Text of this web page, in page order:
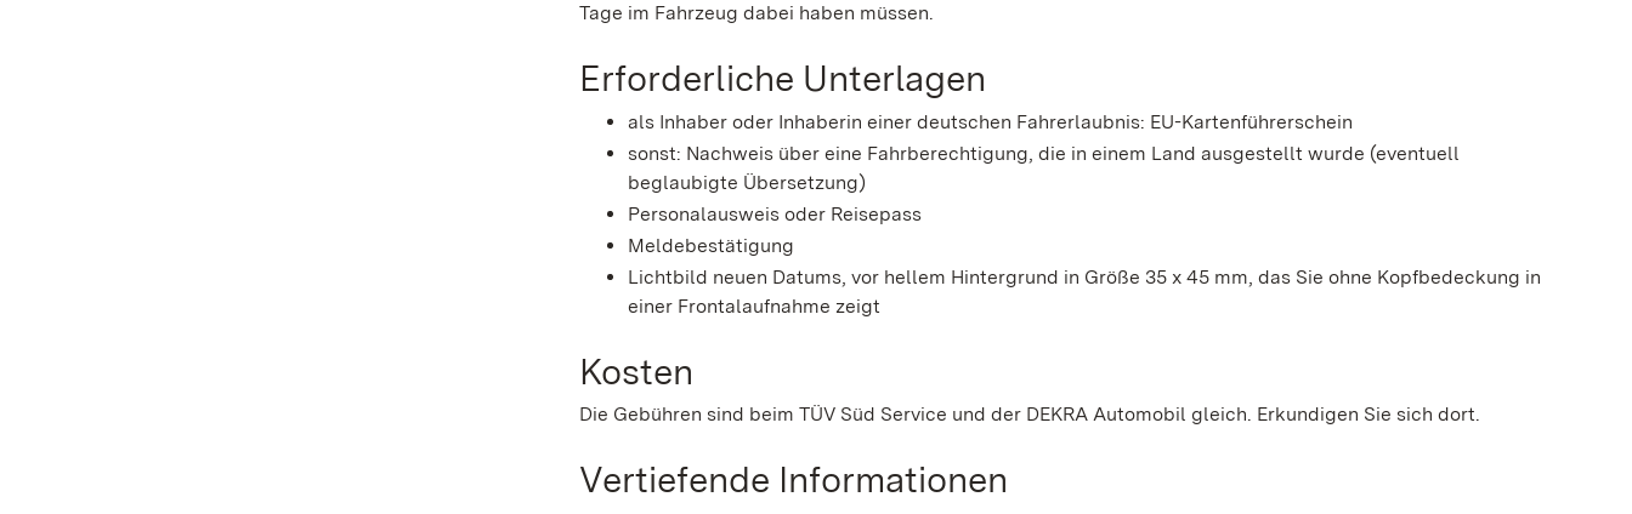
Tage im Fahrzeug dabei haben müssen.
Erforderliche Unterlagen
als Inhaber oder Inhaberin einer deutschen Fahrerlaubnis: EU-Kartenführerschein
sonst: Nachweis über eine Fahrberechtigung, die in einem Land ausgestellt wurde (eventuell
beglaubigte Übersetzung)
Personalausweis oder Reisepass
Meldebestätigung
Lichtbild neuen Datums, vor hellem Hintergrund in Größe 35 x 45 mm, das Sie ohne Kopfbedeckung in
einer Frontalaufnahme zeigt
Kosten
Die Gebühren sind beim TÜV Süd Service und der DEKRA Automobil gleich. Erkundigen Sie sich dort.
Vertiefende Informationen